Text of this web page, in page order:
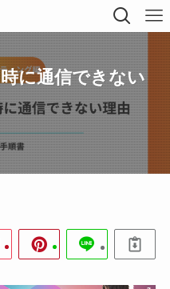
に通信できない